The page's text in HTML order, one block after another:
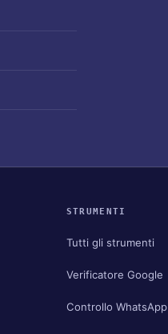
STRUMENTI
Tutti gli strumenti
Verificatore Google
Controllo WhatsApp